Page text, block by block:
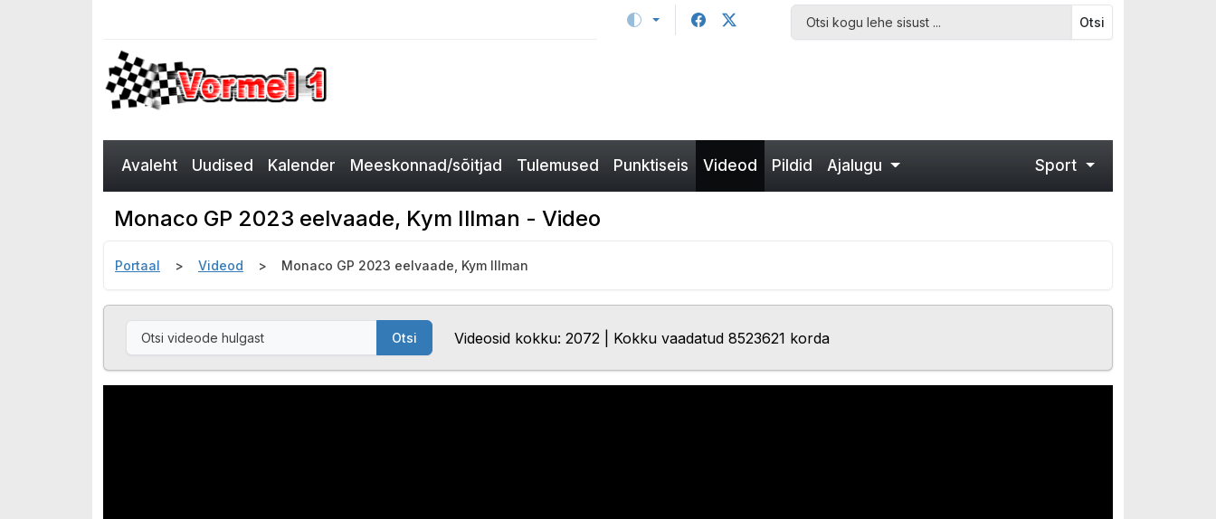
Otsi
Avaleht Uudised Kalender Meeskonnad/sõitjad Tulemused Punktiseis Videod Pildid Ajalugu Sport
Monaco GP 2023 eelvaade, Kym Illman - Video
Portaal Videod Monaco GP 2023 eelvaade, Kym Illman
Otsi Videosid kokku: 2072 | Kokku vaadatud 8523621 korda